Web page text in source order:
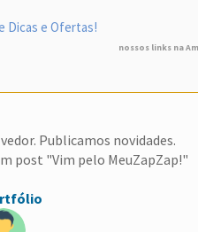
Dicas e Ofertas!
nossos links na
Publicamos novidades.
post "Vim pelo MeuZapZap!"